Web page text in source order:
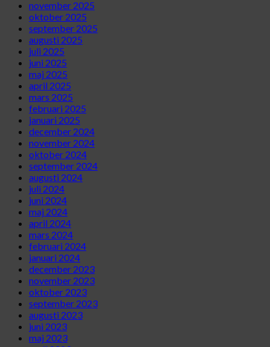
november 2025
oktober 2025
september 2025
augusti 2025
juli 2025
juni 2025
maj 2025
april 2025
mars 2025
februari 2025
januari 2025
december 2024
november 2024
oktober 2024
september 2024
augusti 2024
juli 2024
juni 2024
maj 2024
april 2024
mars 2024
februari 2024
januari 2024
december 2023
november 2023
oktober 2023
september 2023
augusti 2023
juni 2023
maj 2023